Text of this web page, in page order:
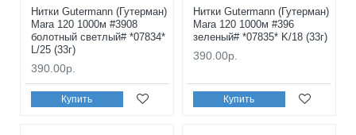
Нитки Gutermann (Гутерман)
Mara 120 1000м #3908
болотный светлый# *07834*
L/25 (33г)
390.00р.
Купить
Нитки Gutermann (Гутерман)
Mara 120 1000м #396
зеленый# *07835* K/18 (33г)
390.00р.
Купить